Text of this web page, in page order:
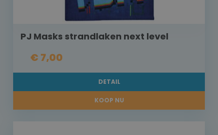
PJ Masks strandlaken next level
€ 7,00
DETAIL
KOOP NU